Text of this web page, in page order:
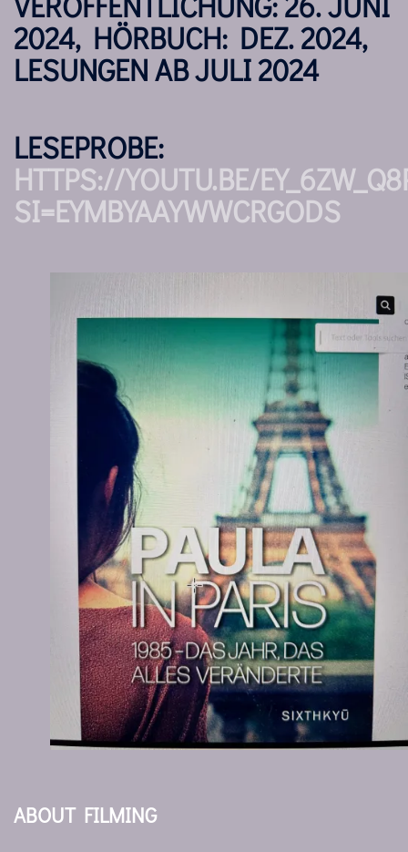
2024, HÖRBUCH: DEZ. 2024,
LESUNGEN AB JULI 2024
LESEPROBE:
HTTPS://YOUTU.BE/
SI=EYMBYAAYWWCRGODS
ABOUT FILMING